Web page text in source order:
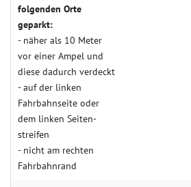
folgenden Orte
geparkt:
- näher als 10 Meter
vor einer Ampel und
diese dadurch verdeckt
- auf der linken
Fahrbahn­seite oder
dem linken Seiten­
streifen
- nicht am rechten
Fahr­bahn­rand